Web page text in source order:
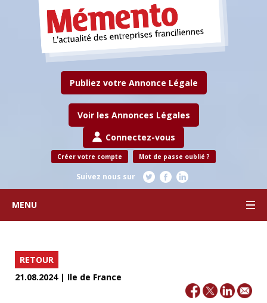
Publiez votre Annonce Légale
Voir les Annonces Légales
Connectez-vous
Créer votre compte Mot de passe oublié ?
Suivez nous sur
MENU
RETOUR
21.08.2024 | Ile de France